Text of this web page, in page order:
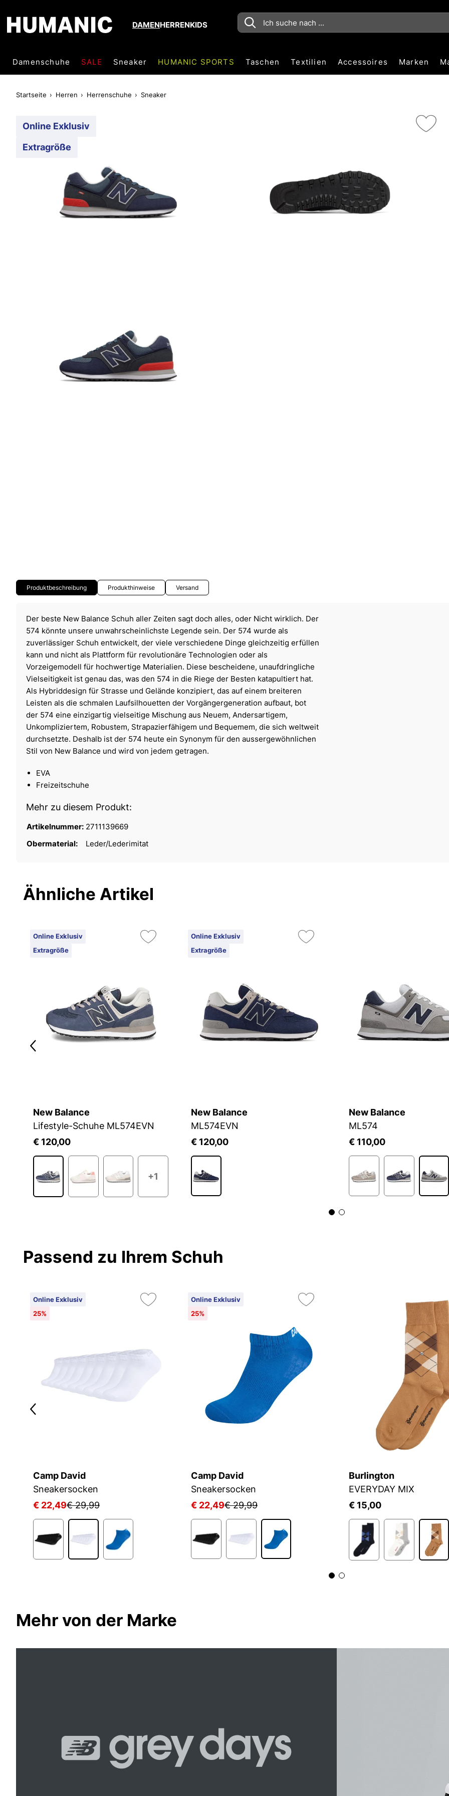
DAMENHERRENKIDS
Damenschuhe SALE Sneaker HUMANIC SPORTS Taschen Textilien Accessoires Marken
Startseite Herren Herrenschuhe Sneaker
Online Exklusiv
Extragröße
Produktbeschreibung Produkthinweise Versand
Der beste New Balance Schuh aller Zeiten sagt doch alles, oder Nicht wirklich. Der
574 könnte unsere unwahrscheinlichste Legende sein. Der 574 wurde als
zuverlässiger Schuh entwickelt, der viele verschiedene Dinge gleichzeitig erfüllen
kann und nicht als Plattform für revolutionäre Technologien oder als
Vorzeigemodell für hochwertige Materialien. Diese bescheidene, unaufdringliche
Vielseitigkeit ist genau das, was den 574 in die Riege der Besten katapultiert hat.
Als Hybriddesign für Strasse und Gelände konzipiert, das auf einem breiteren
Leisten als die schmalen Laufsilhouetten der Vorgängergeneration aufbaut, bot
der 574 eine einzigartig vielseitige Mischung aus Neuem, Andersartigem,
Unkompliziertem, Robustem, Strapazierfähigem und Bequemem, die sich weltweit
durchsetzte. Deshalb ist der 574 heute ein Synonym für den aussergewöhnlichen
Stil von New Balance und wird von jedem getragen.
EVA
Freizeitschuhe
Mehr zu diesem Produkt:
Artikelnummer: 2711139669
Obermaterial:
Leder/Lederimitat
Ähnliche Artikel
Online Exklusiv
Extragröße
New Balance
Lifestyle-Schuhe ML574EVN
€ 120,00
+1
Online Exklusiv
Extragröße
New Balance
ML574EVN
€ 120,00
New Balance
ML574
€ 110,00
Passend zu Ihrem Schuh
Online Exklusiv
25%
Camp David
Sneakersocken
€ 22,49€ 29,99
Online Exklusiv
25%
Camp David
Sneakersocken
€ 22,49€ 29,99
Burlington
EVERYDAY MIX
€ 15,00
Mehr von der Marke